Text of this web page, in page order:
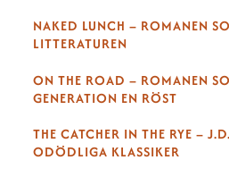
NAKED LUNCH – ROMANEN
LITTERATUREN
ON THE ROAD – ROMANEN
GENERATION EN RÖST
THE CATCHER IN THE RYE –
ODÖDLIGA KLASSIKER